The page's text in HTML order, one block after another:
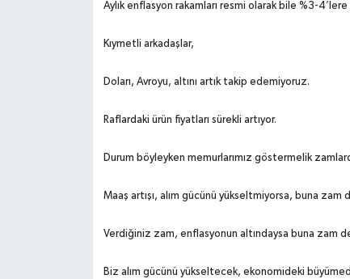
Aylık enflasyon rakamları resmi olarak bile %3-
Kıymetli arkadaşlar,
Doları, Avroyu, altını artık takip edemiyoruz.
Raflardaki ürün fiyatları sürekli artıyor.
Durum böyleyken memurlarımız göstermelik
Maaş artışı, alım gücünü yükseltmiyorsa, buna zam
Verdiğiniz zam, enflasyonun altındaysa buna zam
Biz alım gücünü yükseltecek, ekonomideki